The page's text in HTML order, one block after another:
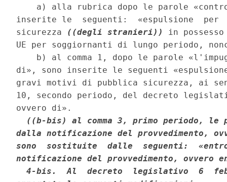
a) alla rubrica dopo le parole
inserite le  seguenti:  «espulsione
sicurezza ((degli stranieri))
in
UE per soggiornanti di lungo periodo,
b) al comma 1, dopo le parole
di», sono inserite le seguenti
gravi motivi di pubblica sicurezza, ai
10, secondo periodo, del decreto
ovvero di».
((b-bis) al comma 3, primo periodo,
dalla notificazione del provvedimento,
sono  sostituite  dalle  seguenti:
notificazione del provvedimento,
4-bis.  Al  decreto  legislativo  6